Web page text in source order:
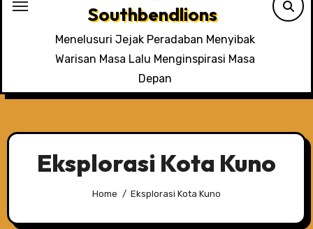
Southbendlions
Menelusuri Jejak Peradaban Menyibak
Warisan Masa Lalu Menginspirasi Masa
Depan
Eksplorasi Kota Kuno
Home Eksplorasi Kota Kuno